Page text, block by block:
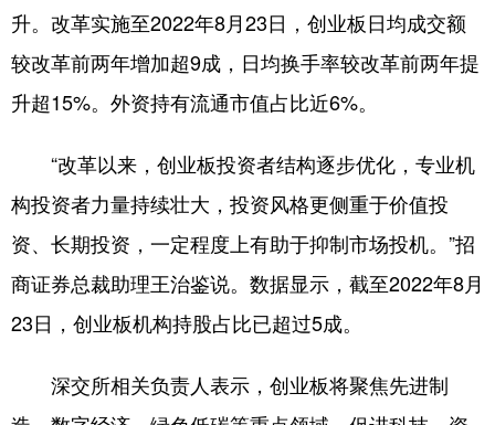
升。改革实施至2022年8月23日，创业板日均成交额
较改革前两年增加超9成，日均换手率较改革前两年提
升超15%。外资持有流通市值占比近6%。
“改革以来，创业板投资者结构逐步优化，专业机
构投资者力量持续壮大，投资风格更侧重于价值投
资、长期投资，一定程度上有助于抑制市场投机。”招
商证券总裁助理王治鉴说。数据显示，截至2022年8月
23日，创业板机构持股占比已超过5成。
深交所相关负责人表示，创业板将聚焦先进制